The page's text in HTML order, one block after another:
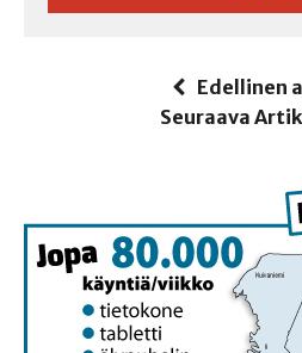
Edellinen
Seuraava